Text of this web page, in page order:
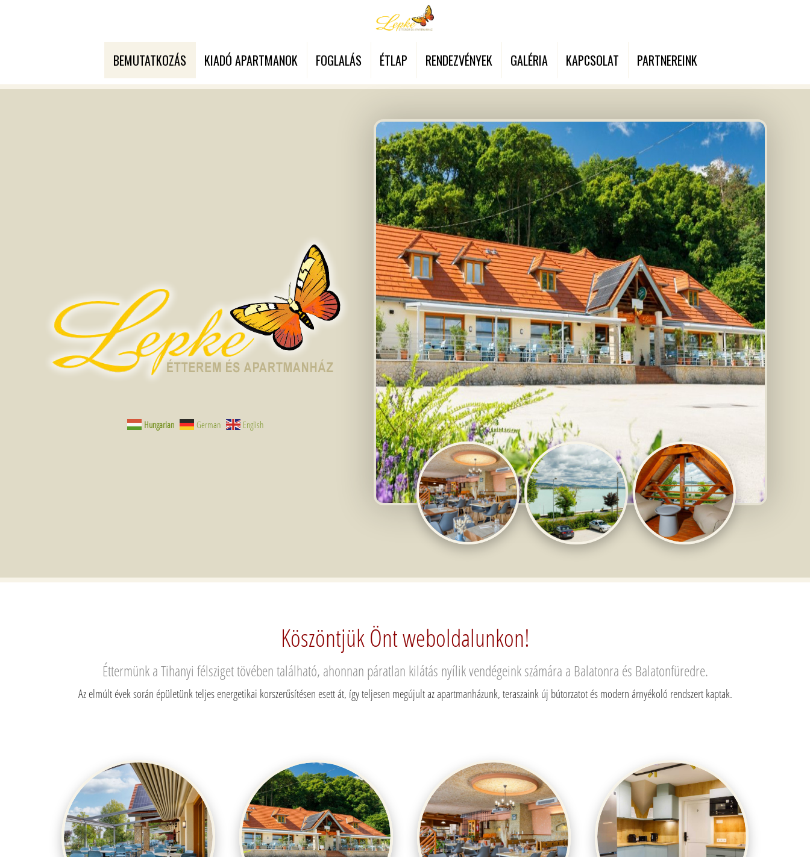
BEMUTATKOZÁS KIADÓ APARTMANOK FOGLALÁS ÉTLAP RENDEZVÉNYEK GALÉRIA KAPCSOLAT PARTNEREINK
Hungarian German English
Köszöntjük Önt weboldalunkon!
Éttermünk a Tihanyi félsziget tövében található, ahonnan páratlan kilátás nyílik vendégeink számára a Balatonra és Balatonfüredre.
Az elmúlt évek során épületünk teljes energetikai korszerűsítésen esett át, így teljesen megújult az apartmanházunk, teraszaink új bútorzatot és modern árnyékoló rendszert kaptak.